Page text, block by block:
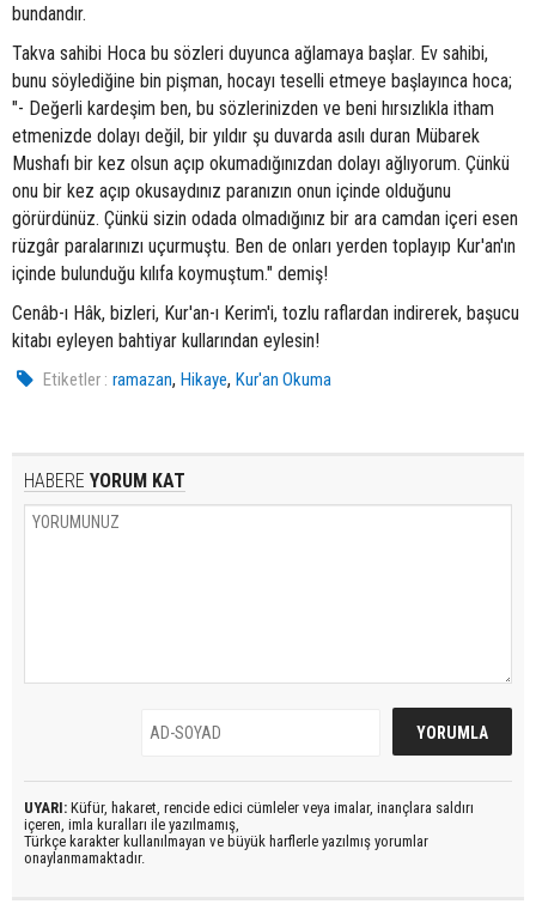
bundandır.
Takva sahibi Hoca bu sözleri duyunca ağlamaya başlar. Ev sahibi,
bunu söylediğine bin pişman, hocayı teselli etmeye başlayınca hoca;
"- Değerli kardeşim ben, bu sözlerinizden ve beni hırsızlıkla itham
etmenizde dolayı değil, bir yıldır şu duvarda asılı duran Mübarek
Mushafı bir kez olsun açıp okumadığınızdan dolayı ağlıyorum. Çünkü
onu bir kez açıp okusaydınız paranızın onun içinde olduğunu
görürdünüz. Çünkü sizin odada olmadığınız bir ara camdan içeri esen
rüzgâr paralarınızı uçurmuştu. Ben de onları yerden toplayıp Kur'an'ın
içinde bulunduğu kılıfa koymuştum." demiş!
Cenâb-ı Hâk, bizleri, Kur'an-ı Kerim'i, tozlu raflardan indirerek, başucu
kitabı eyleyen bahtiyar kullarından eylesin!
Etiketler : ramazan,Hikaye,Kur'an Okuma
HABERE YORUM KAT
UYARI: Küfür, hakaret, rencide edici cümleler veya imalar, inançlara saldırı
içeren, imla kuralları ile yazılmamış,
Türkçe karakter kullanılmayan ve büyük harflerle yazılmış yorumlar
onaylanmamaktadır.